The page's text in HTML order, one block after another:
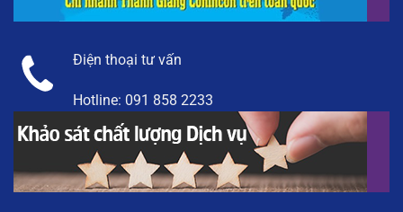
Điện thoại tư vấn
Hotline: 091 858 2233